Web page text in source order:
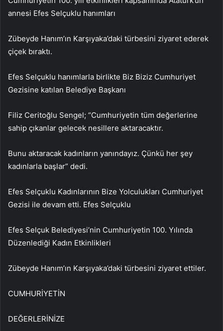
annesi Efes Selçuklu hanımları
Zübeyde Hanım’ın Karşıyaka’daki türbesini ziyaret ederek
çiçek bıraktı.
Efes Selçuklu hanımlarla birlikte Biz Biziz Cumhuriyet
Gezisine katılan Belediye Başkanı
Filiz Ceritoğlu Sengel; “Cumhuriyetin tüm değerlerine
sahip çıkanlar gelecek nesillere aktaracaktır.
Bunu aktaracak kadınların yanındayız. Çünkü her şey
kadınlarla başlar” dedi.
Efes Selçuklu Kadınlarının Bize Yolculukları Cumhuriyet
Gezisi ile devam etti. Efes Selçuklu
Efes Selçuk Belediyesi’nin Cumhuriyetin 100. Yılında
Düzenlediği Kadın Etkinlikleri
Zübeyde Hanım’ın Karşıyaka’daki türbesini ziyaret ettiler.
CUMHURİYETİN
DEĞERLERİNİZE